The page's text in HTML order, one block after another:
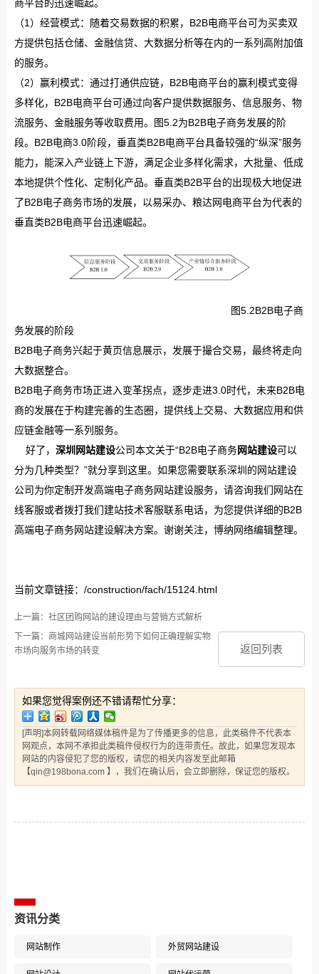
商平台的迅速崛起。
（1）经营模式：随着交易数据的积累，B2B电商平台可为买卖双
方提供包括仓储、金融信贷、大数据分析等在内的一系列高附加值
的服务。
（2）赢利模式：通过打通供应链，B2B电商平台的赢利模式变得
多样化，B2B电商平台可通过向客户提供数据服务、信息服务、物
流服务、金融服务等收取费用。图5.2为B2B电子商务发展的阶
段。B2B电商3.0阶段，垂直类B2B电商平台具备较强的“纵深”服务
能力，能深入产业链上下游，满足企业多样化需求，大批量、低成
本地提供个性化、定制化产品。垂直类B2B平台的出现极大地促进
了B2B电子商务市场的发展，以易采办、粮达网电商平台为代表的
垂直类B2B电商平台迅速崛起。
图5.2B2B电子商
务发展的阶段
B2B电子商务兴起于黄页信息展示，发展于撮合交易，最终将走向
大数据整合。
B2B电子商务市场正进入变革拐点，逐步走进3.0时代，未来B2B电
商的发展在于构建完善的生态圈，提供线上交易、大数据应用和供
应链金融等一系列服务。
好了， 深圳网站建设公司本文关于“B2B电子商务网站建设可以
分为几种类型？”就分享到这里。如果您需要联系深圳的网站建设
公司为你定制开发高端电子商务网站建设服务，请咨询我们网站在
线客服或者拨打我们建站技术客服联系电话，为您提供详细的B2B
高端电子商务网站建设解决方案。谢谢关注，博纳网络编辑整理。
当前文章链接：/construction/fach/15124.html
上一篇：社区团购网站的建设理由与营销方式解析
下一篇：商城网站建设当前形势下如何正确理解实物
市场向服务市场的转变
返回列表
如果您觉得案例还不错请帮忙分享：
[声明]本网转载网络媒体稿件是为了传播更多的信息，此类稿件不代表本
网观点，本网不承担此类稿件侵权行为的连带责任。故此，如果您发现本
网站的内容侵犯了您的版权，请您的相关内容发至此邮箱
【qin@198bona.com 】，我们在确认后，会立即删除，保证您的版权。
资讯分类
网站制作 外贸网站建设